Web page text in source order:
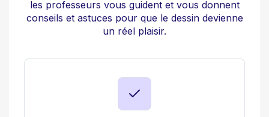
les professeurs vous guident et vous donnent
conseils et astuces pour que le dessin devienne
un réel plaisir.